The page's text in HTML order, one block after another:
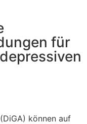
für
können auf